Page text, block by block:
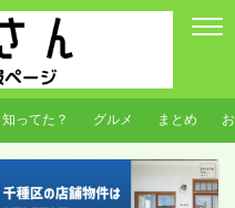
知ってた？ グルメ まとめ